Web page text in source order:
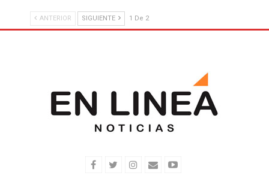
ANTERIOR SIGUIENTE 1 De 2